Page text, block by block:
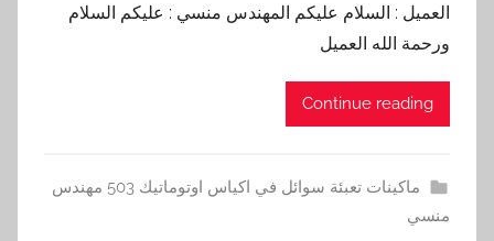
العميل : السلام عليكم المهندس منسي : عليكم السلام
ورحمة الله العميل
Continue reading
ماكينات تعبئة سوائل في اكياس اوتوماتيك 503 مهندس
منسي